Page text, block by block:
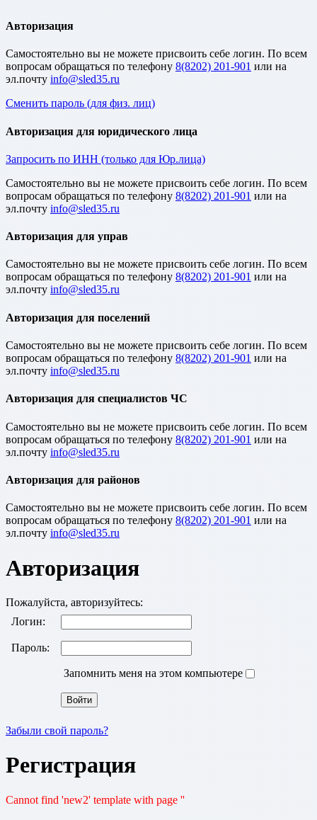
Авторизация
Cамостоятельно вы не можете присвоить себе логин. По всем
вопросам обращаться по телефону 8(8202) 201-901 или на
эл.почту
Сменить пароль (для физ. лиц)
Авторизация для юридического лица
Запросить по ИНН (только для Юр.лица)
Cамостоятельно вы не можете присвоить себе логин. По всем
вопросам обращаться по телефону 8(8202) 201-901 или на
эл.почту
Авторизация для управ
Cамостоятельно вы не можете присвоить себе логин. По всем
вопросам обращаться по телефону 8(8202) 201-901 или на
эл.почту
Авторизация для поселений
Cамостоятельно вы не можете присвоить себе логин. По всем
вопросам обращаться по телефону 8(8202) 201-901 или на
эл.почту
Авторизация для специалистов ЧС
Cамостоятельно вы не можете присвоить себе логин. По всем
вопросам обращаться по телефону 8(8202) 201-901 или на
эл.почту
Авторизация для районов
Cамостоятельно вы не можете присвоить себе логин. По всем
вопросам обращаться по телефону 8(8202) 201-901 или на
эл.почту
Авторизация
Пожалуйста, авторизуйтесь:
Логин:
Пароль:
Запомнить меня на этом компьютере
Забыли свой пароль?
Регистрация
Cannot find 'new2' template with page ''